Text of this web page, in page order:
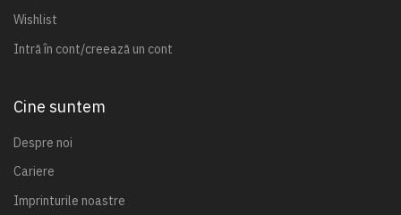
Wishlist
Intră în cont/creează un cont
Cine suntem
Despre noi
Cariere
Imprinturile noastre